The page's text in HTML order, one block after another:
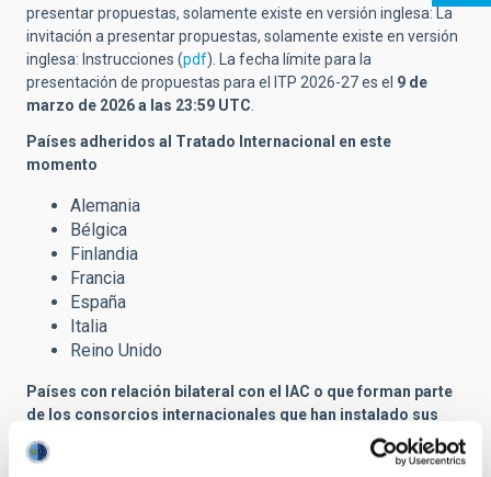
presentar propuestas, solamente existe en versión inglesa: La
invitación a presentar propuestas, solamente existe en versión
inglesa: Instrucciones (pdf).
La fecha límite para la
presentación de propuestas para el ITP 2026-27 es el 9 de
marzo de 2026 a las 23:59 UTC
Países adheridos al Tratado Internacional en este
momento
Alemania
Bélgica
Finlandia
Francia
España
Italia
Reino Unido
Países con relación bilateral con el IAC o que forman parte
de los consorcios internacionales que han instalado sus
instrumentos en los OOCC